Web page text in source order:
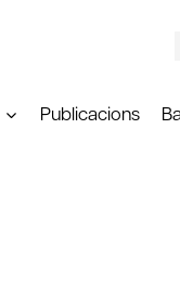
Publicacions